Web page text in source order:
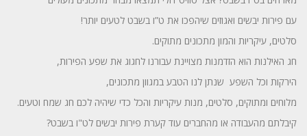
עם פירות יבשים ואגוזים שיהפכו את ט”ו בשבט לטעים יותר!
סלטים, עיקריות והמון מתכונים מתוקים.
חג האילנות הוא הזדמנות מצויינת עבורנו לחגוג את שפע הפירות,
הירקות וכל השפע שנתן לנו הטבע במגוון מתכונים,
מלוחים ומתוקים, סלטים, מנות עיקריות והכל כדי שיהיה לכם חג שמח וטעים.
קיבלתם מהעבודה או מהחברים עוד קערת פירות יבשים לט"ו בשבט?